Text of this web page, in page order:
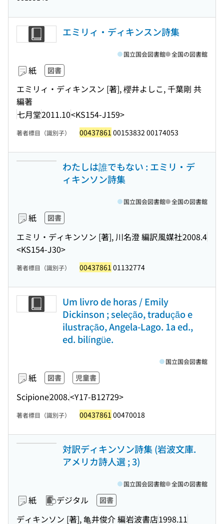
エミリィ・ディキンスン詩集
紙 図書
エミリィ・ディキンスン [著], 櫻井よしこ, 千葉剛 共
編著
七月堂2011.10<KS154-J159>
国立国会図書館 全国の図書館
著者標目（識別子） 00437861 00153832 00174053
わたしは誰でもない : エミリ・デ
ィキンソン詩集
紙 図書
エミリ・ディキンソン [著], 川名澄 編訳風媒社2008.4
<KS154-J30>
国立国会図書館 全国の図書館
著者標目（識別子） 00437861 01132774
Um livro de horas / Emily
Dickinson ; seleção, tradução e
ilustração, Angela-Lago. 1a ed.,
ed. bilíngüe.
紙 図書 児童書
Scipione2008.<Y17-B12729>
国立国会図書館
著者標目（識別子） 00437861 00470018
対訳ディキンソン詩集 (岩波文庫.
アメリカ詩人選 ; 3)
紙 デジタル 図書
ディキンソン [著], 亀井俊介 編岩波書店1998.11
国立国会図書館 全国の図書館